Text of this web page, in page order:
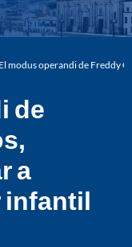
El modus operandi de Freddy
de
a
infantil